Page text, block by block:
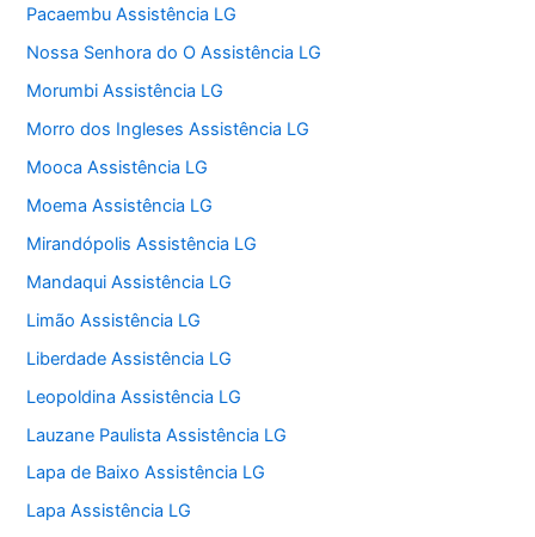
Pacaembu Assistência LG
Nossa Senhora do O Assistência LG
Morumbi Assistência LG
Morro dos Ingleses Assistência LG
Mooca Assistência LG
Moema Assistência LG
Mirandópolis Assistência LG
Mandaqui Assistência LG
Limão Assistência LG
Liberdade Assistência LG
Leopoldina Assistência LG
Lauzane Paulista Assistência LG
Lapa de Baixo Assistência LG
Lapa Assistência LG